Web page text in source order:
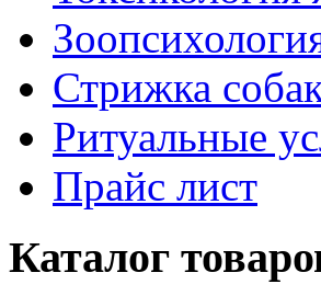
Стрижка
Ритуальные
Прайс лист
Каталог